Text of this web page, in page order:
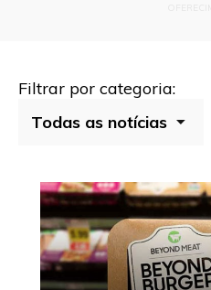
Filtrar por categoria: